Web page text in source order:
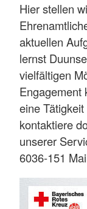
Hier stellen
aktuellen
lernst
vielfältigen
Engagement
eine
kontaktiere
unserer
6036-151